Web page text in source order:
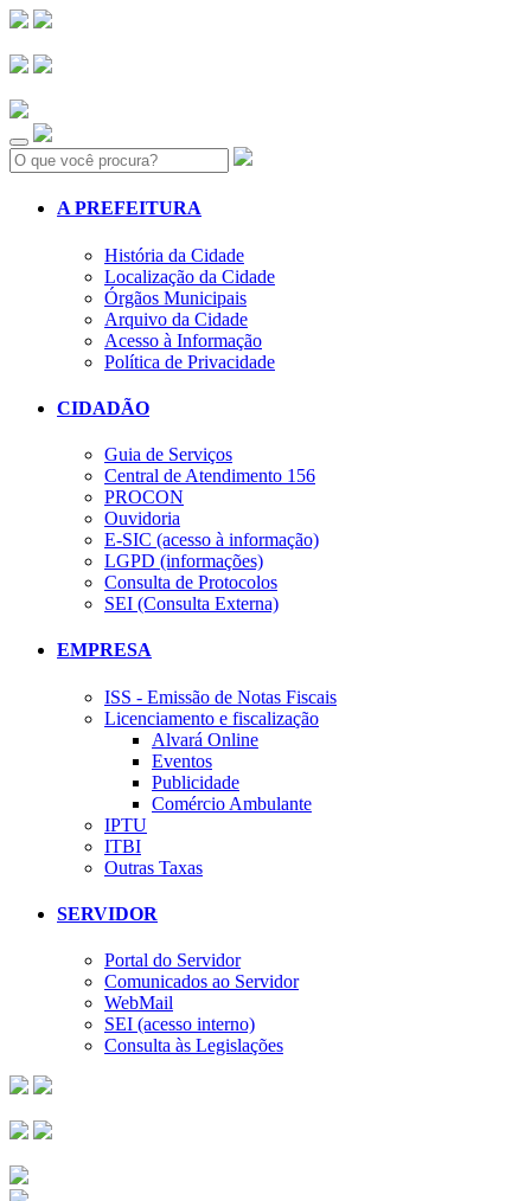
Search:
A PREFEITURA
História da Cidade
Localização da Cidade
Órgãos Municipais
Arquivo da Cidade
Acesso à Informação
Política de Privacidade
CIDADÃO
Guia de Serviços
Central de Atendimento 156
PROCON
Ouvidoria
E-SIC (acesso à informação)
LGPD (informações)
Consulta de Protocolos
SEI (Consulta Externa)
EMPRESA
ISS - Emissão de Notas Fiscais
Licenciamento e fiscalização
Alvará Online
Eventos
Publicidade
Comércio Ambulante
IPTU
ITBI
Outras Taxas
SERVIDOR
Portal do Servidor
Comunicados ao Servidor
WebMail
SEI (acesso interno)
Consulta às Legislações